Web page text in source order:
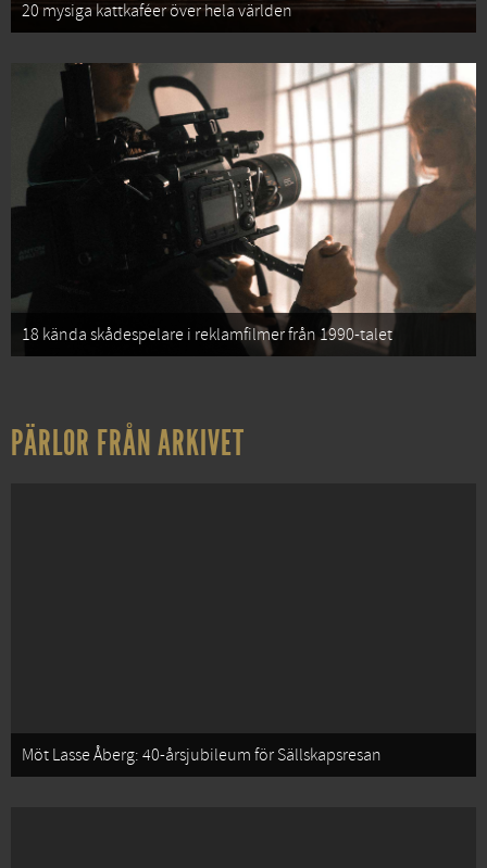
20 mysiga kattkaféer över hela världen
18 kända skådespelare i reklamfilmer från 1990-talet
PÄRLOR FRÅN ARKIVET
Möt Lasse Åberg: 40-årsjubileum för Sällskapsresan